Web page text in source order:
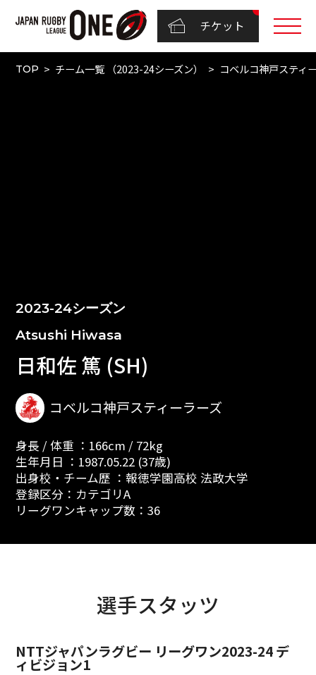
チケット
TOP チーム一覧 （2023-24シーズン） コベルコ神戸スティ
2023-24シーズン
Atsushi Hiwasa
日和佐 篤 (SH)
コベルコ神戸スティーラーズ
身長 / 体重 ：166cm / 72kg
生年月日 ：1987.05.22 (37歳)
出身校・チーム歴 ：報徳学園高校 法政大学
登録区分：カテゴリA
リーグワンキャップ数：36
選手スタッツ
NTTジャパンラグビー リーグワン2023-24 デ
ィビジョン1